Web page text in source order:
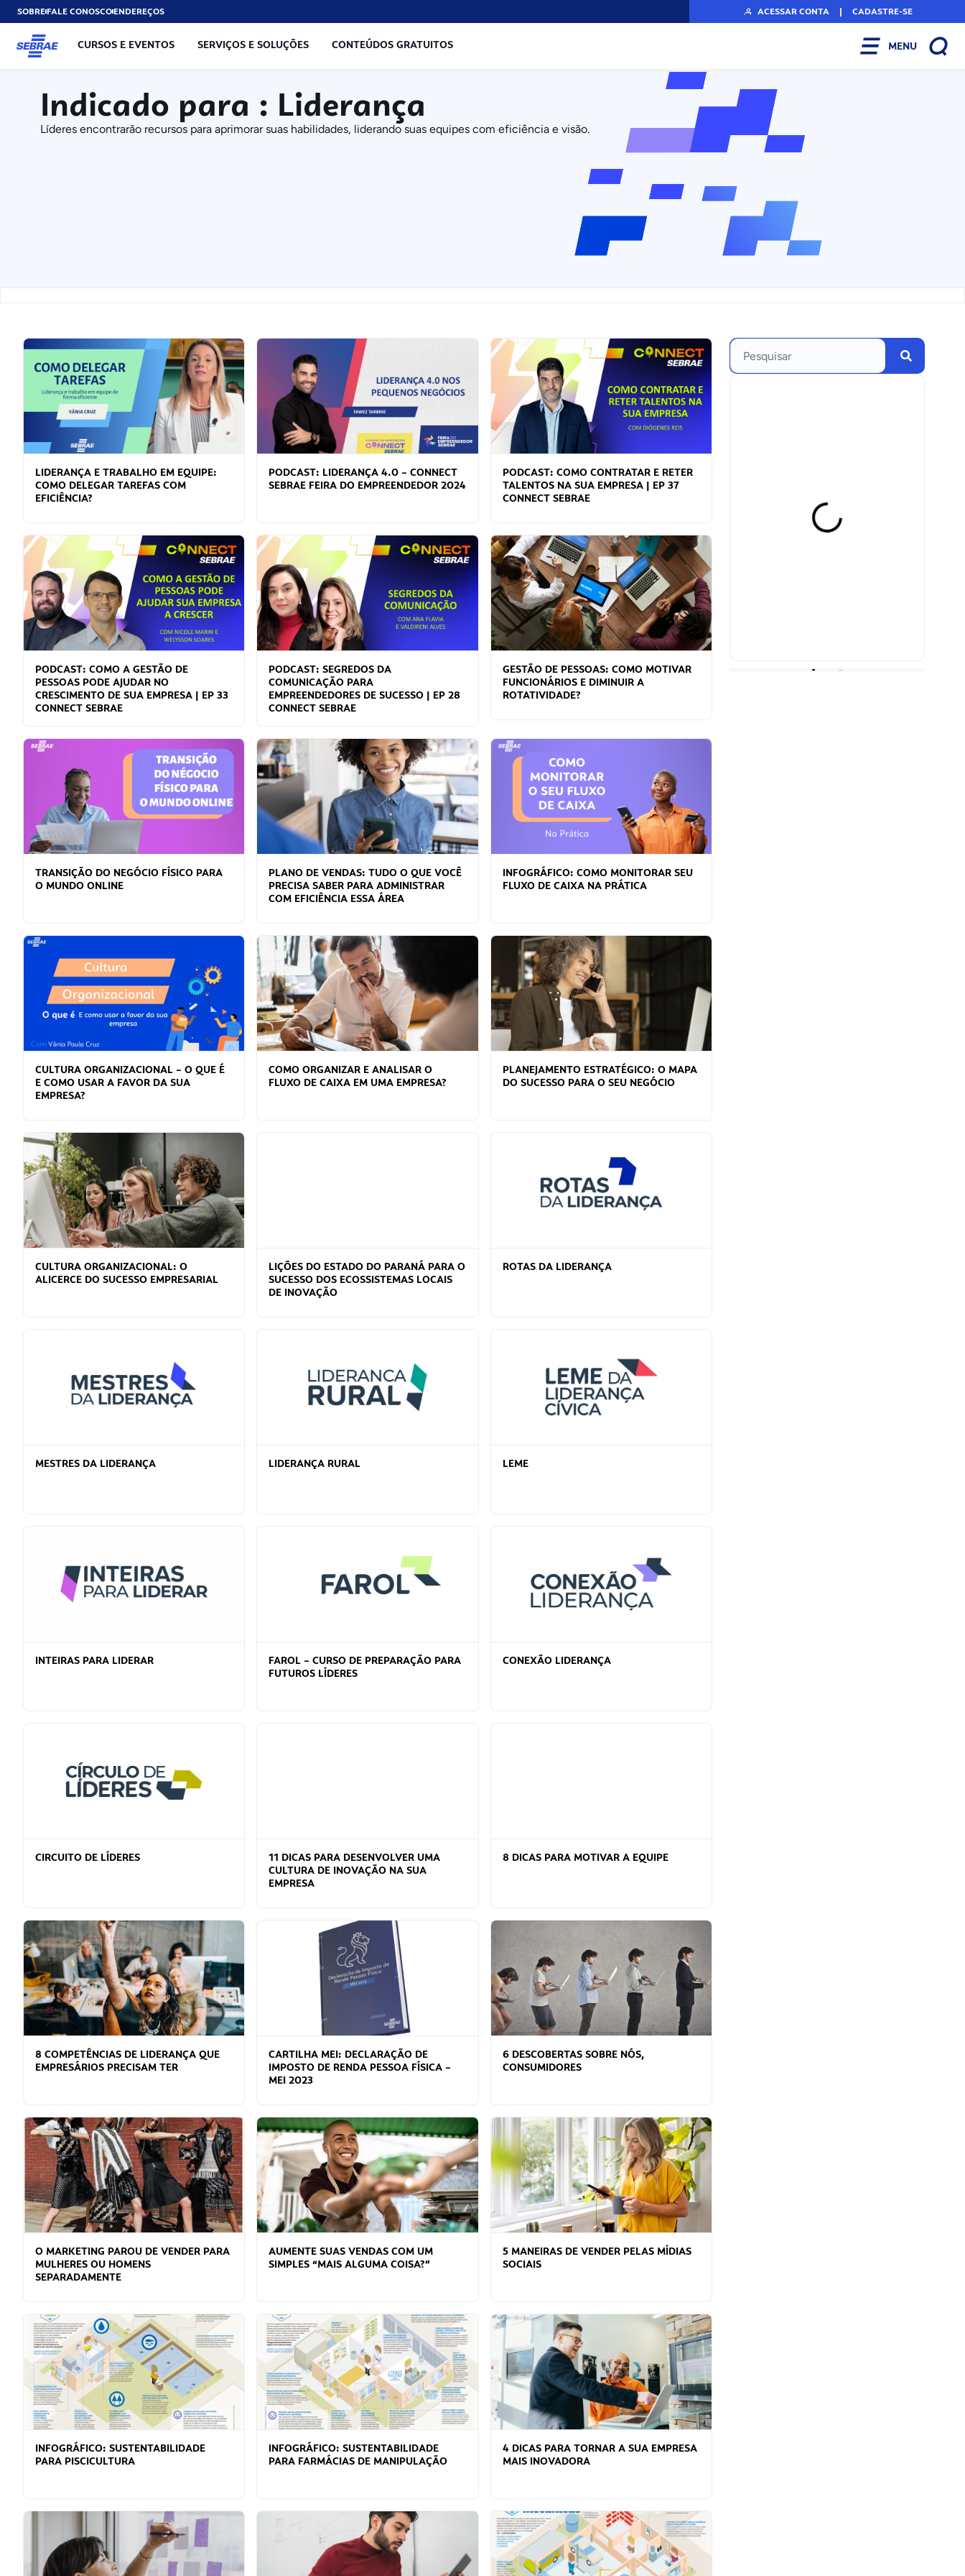
SOBREFALE CONOSCOENDEREÇOS ACESSAR CONTA | CADASTRE-SE
CURSOS E EVENTOS SERVIÇOS E SOLUÇÕES CONTEÚDOS GRATUITOS MENU
Indicado para : Liderança
Líderes encontrarão recursos para aprimorar suas habilidades, liderando suas equipes com eficiência e visão.
LIDERANÇA E TRABALHO EM EQUIPE:
COMO DELEGAR TAREFAS COM
EFICIÊNCIA?
PODCAST: LIDERANÇA 4.0 – CONNECT
SEBRAE FEIRA DO EMPREENDEDOR 2024
PODCAST: COMO CONTRATAR E RETER
TALENTOS NA SUA EMPRESA | EP 37
CONNECT SEBRAE
PODCAST: COMO A GESTÃO DE
PESSOAS PODE AJUDAR NO
CRESCIMENTO DE SUA EMPRESA | EP 33
CONNECT SEBRAE
PODCAST: SEGREDOS DA
COMUNICAÇÃO PARA
EMPREENDEDORES DE SUCESSO | EP 28
CONNECT SEBRAE
GESTÃO DE PESSOAS: COMO MOTIVAR
FUNCIONÁRIOS E DIMINUIR A
ROTATIVIDADE?
TRANSIÇÃO DO NEGÓCIO FÍSICO PARA
O MUNDO ONLINE
PLANO DE VENDAS: TUDO O QUE VOCÊ
PRECISA SABER PARA ADMINISTRAR
COM EFICIÊNCIA ESSA ÁREA
INFOGRÁFICO: COMO MONITORAR SEU
FLUXO DE CAIXA NA PRÁTICA
CULTURA ORGANIZACIONAL – O QUE É
E COMO USAR A FAVOR DA SUA
EMPRESA?
COMO ORGANIZAR E ANALISAR O
FLUXO DE CAIXA EM UMA EMPRESA?
PLANEJAMENTO ESTRATÉGICO: O MAPA
DO SUCESSO PARA O SEU NEGÓCIO
CULTURA ORGANIZACIONAL: O
ALICERCE DO SUCESSO EMPRESARIAL
LIÇÕES DO ESTADO DO PARANÁ PARA O
SUCESSO DOS ECOSSISTEMAS LOCAIS
DE INOVAÇÃO
ROTAS DA LIDERANÇA
MESTRES DA LIDERANÇA LIDERANÇA RURAL LEME
INTEIRAS PARA LIDERAR
FAROL – CURSO DE PREPARAÇÃO PARA
FUTUROS LÍDERES
CONEXÃO LIDERANÇA
CIRCUITO DE LÍDERES
11 DICAS PARA DESENVOLVER UMA
CULTURA DE INOVAÇÃO NA SUA
EMPRESA
8 DICAS PARA MOTIVAR A EQUIPE
8 COMPETÊNCIAS DE LIDERANÇA QUE
EMPRESÁRIOS PRECISAM TER
CARTILHA MEI: DECLARAÇÃO DE
IMPOSTO DE RENDA PESSOA FÍSICA –
MEI 2023
6 DESCOBERTAS SOBRE NÓS,
CONSUMIDORES
O MARKETING PAROU DE VENDER PARA
MULHERES OU HOMENS
SEPARADAMENTE
AUMENTE SUAS VENDAS COM UM
SIMPLES “MAIS ALGUMA COISA?”
5 MANEIRAS DE VENDER PELAS MÍDIAS
SOCIAIS
INFOGRÁFICO: SUSTENTABILIDADE
PARA PISCICULTURA
INFOGRÁFICO: SUSTENTABILIDADE
PARA FARMÁCIAS DE MANIPULAÇÃO
4 DICAS PARA TORNAR A SUA EMPRESA
MAIS INOVADORA